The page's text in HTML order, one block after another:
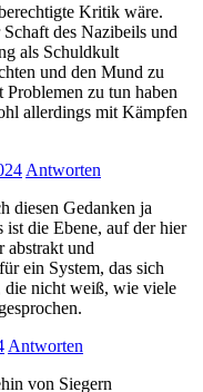
Kritik wäre.
des Nazibeils und
als Schuldkult
und den Mund zu
zu tun haben
allerdings mit Kämpfen
Antworten
diesen Gedanken ja
die Ebene, auf der hier
abstrakt und
ein System, das sich
die nicht weiß, wie viele
Antworten
von Siegern